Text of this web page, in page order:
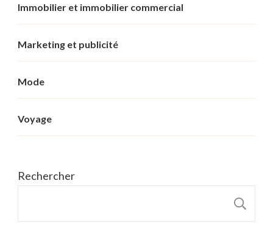
Immobilier et immobilier commercial
Marketing et publicité
Mode
Voyage
Rechercher